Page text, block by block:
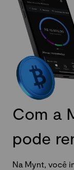
Com a
pode
Na Mynt, você